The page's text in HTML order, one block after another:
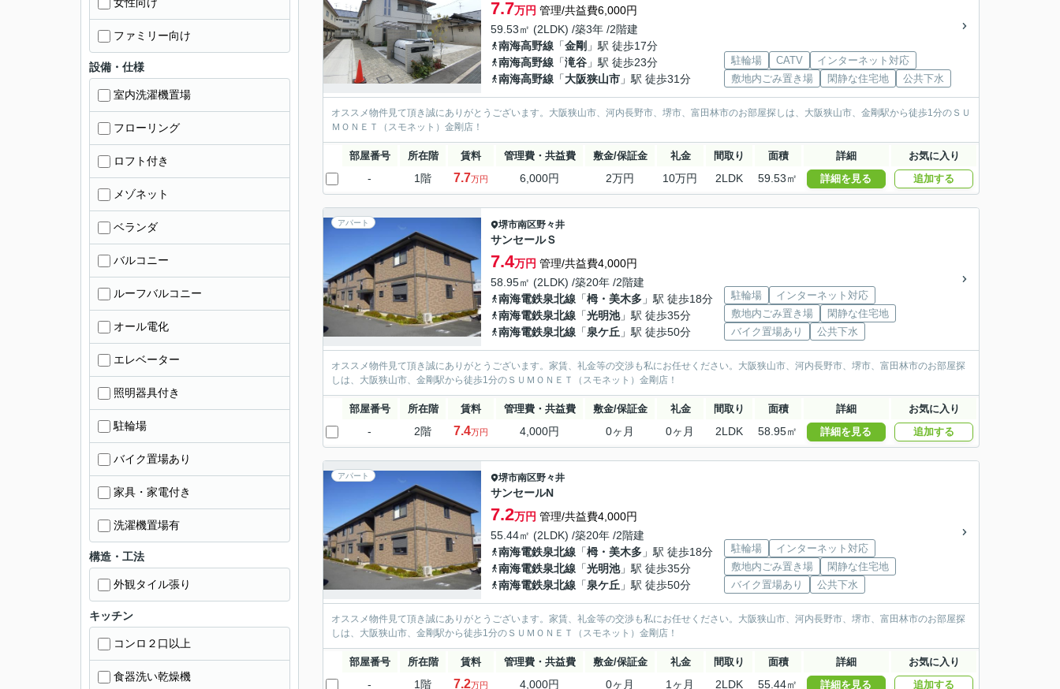
7.7万円 管理/共益費6,000円
59.53㎡ (2LDK) /築3年 /2階建
南海高野線 「金剛 」駅 徒歩17分
南海高野線 「滝谷 」駅 徒歩23分
南海高野線 「大阪狭山市 」駅 徒歩31分
駐輪場 CATV
インターネット対応
敷地内ごみ置き場
閑静な住宅地 公共下水
オススメ物件見て頂き誠にありがとうございます。大阪狭山市、河内長野市、堺市、富田林市のお部屋探しは、大阪狭山市、金剛駅から徒歩1分のＳＵ
ＭＯＮＥＴ（スモネット）金剛店！
部屋番号 所在階 賃料 管理費・共益費 敷金/保証金 礼金 間取り 面積 詳細 お気に入り
- 1階 7.7万円 6,000円 2万円 10万円 2LDK 59.53㎡ 詳細を見る 追加する
アパート 堺市南区野々井
サンセールＳ
7.4万円 管理/共益費4,000円
58.95㎡ (2LDK) /築20年 /2階建
南海電鉄泉北線 「栂・美木多 」駅 徒歩18分
南海電鉄泉北線 「光明池」駅 徒歩35分
南海電鉄泉北線 「泉ケ丘 」駅 徒歩50分
駐輪場
インターネット対応
敷地内ごみ置き場
閑静な住宅地
バイク置場あり
公共下水
オススメ物件見て頂き誠にありがとうございます。家賃、礼金等の交渉も私にお任せください。大阪狭山市、河内長野市、堺市、富田林市のお部屋探
しは、大阪狭山市、金剛駅から徒歩1分のＳＵＭＯＮＥＴ（スモネット）金剛店！
部屋番号 所在階 賃料 管理費・共益費 敷金/保証金 礼金 間取り 面積 詳細 お気に入り
- 2階 7.4万円 4,000円 0ヶ月 0ヶ月 2LDK 58.95㎡ 詳細を見る 追加する
アパート 堺市南区野々井
サンセールN
7.2万円 管理/共益費4,000円
55.44㎡ (2LDK) /築20年 /2階建
南海電鉄泉北線 「栂・美木多 」駅 徒歩18分
南海電鉄泉北線 「光明池」駅 徒歩35分
南海電鉄泉北線 「泉ケ丘 」駅 徒歩50分
駐輪場
インターネット対応
敷地内ごみ置き場
閑静な住宅地
バイク置場あり
公共下水
オススメ物件見て頂き誠にありがとうございます。家賃、礼金等の交渉も私にお任せください。大阪狭山市、河内長野市、堺市、富田林市のお部屋探
しは、大阪狭山市、金剛駅から徒歩1分のＳＵＭＯＮＥＴ（スモネット）金剛店！
部屋番号 所在階 賃料 管理費・共益費 敷金/保証金 礼金 間取り 面積 詳細 お気に入り
- 1階 7.2万円 4,000円 0ヶ月 1ヶ月 2LDK 55.44㎡ 詳細を見る 追加する
ファミリー向け
設備・仕様
室内洗濯機置場
フローリング
ロフト付き
メゾネット
ベランダ
バルコニー
ルーフバルコニー
オール電化
エレベーター
照明器具付き
駐輪場
バイク置場あり
家具・家電付き
洗濯機置場有
構造・工法
外観タイル張り
キッチン
コンロ２口以上
食器洗い乾燥機